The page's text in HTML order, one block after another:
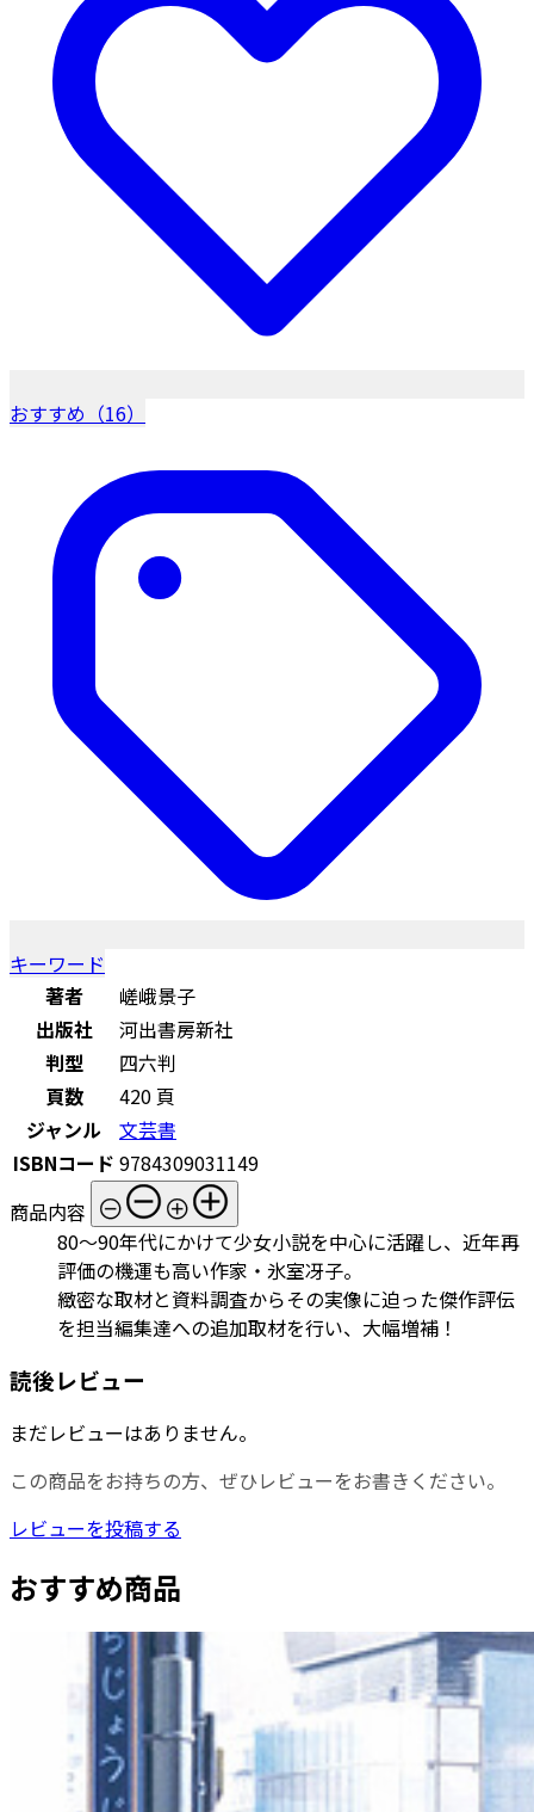
おすすめ（16）
キーワード
著者
嵯峨景子
出版社
河出書房新社
判型
四六判
頁数
420 頁
ジャンル
文芸書
ISBNコード 9784309031149
商品内容
80～90年代にかけて少女小説を中心に活躍し、近年再
評価の機運も高い作家・氷室冴子。
緻密な取材と資料調査からその実像に迫った傑作評伝
を担当編集達への追加取材を行い、大幅増補！
読後レビュー
まだレビューはありません。
この商品をお持ちの方、ぜひレビューをお書きください。
レビューを投稿する
おすすめ商品